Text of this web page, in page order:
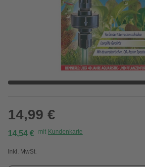
14,99 €
14,54 € mit Kundenkarte
Inkl. MwSt.